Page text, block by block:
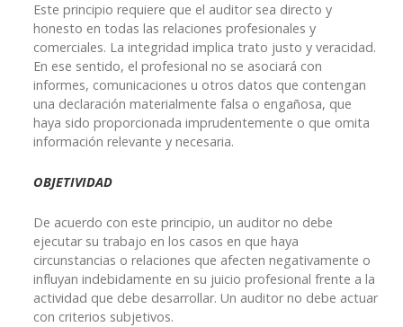
Este principio requiere que el auditor sea directo y
honesto en todas las relaciones profesionales y
comerciales. La integridad implica trato justo y veracidad.
En ese sentido, el profesional no se asociará con
informes, comunicaciones u otros datos que contengan
una declaración materialmente falsa o engañosa, que
haya sido proporcionada imprudentemente o que omita
información relevante y necesaria.
OBJETIVIDAD
De acuerdo con este principio, un auditor no debe
ejecutar su trabajo en los casos en que haya
circunstancias o relaciones que afecten negativamente o
influyan indebidamente en su juicio profesional frente a la
actividad que debe desarrollar. Un auditor no debe actuar
con criterios subjetivos.